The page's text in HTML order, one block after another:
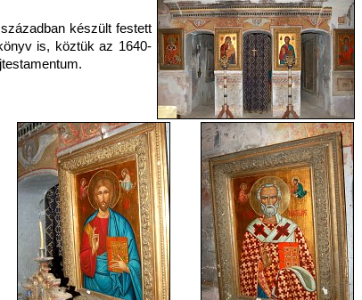
készült festett
is, köztük az 1640-